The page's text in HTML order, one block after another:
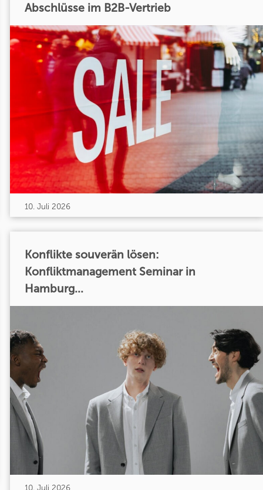
Abschlüsse im B2B-Vertrieb
10. Juli 2026
Konflikte souverän lösen:
Konfliktmanagement Seminar in
Hamburg...
10. Juli 2026